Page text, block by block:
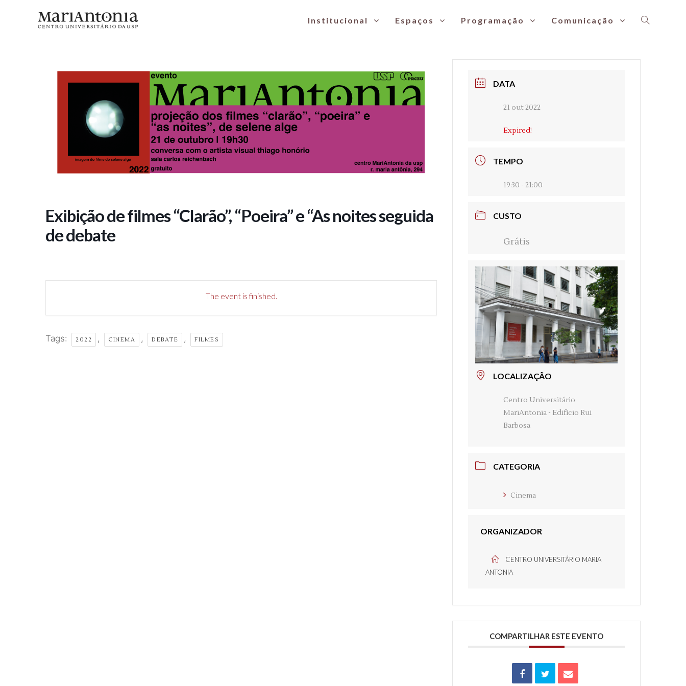
Institucional Espaços Programação Comunicação
Exibição de filmes “Clarão”, “Poeira” e “As noites seguida de debate
Exibição de filmes “Clarão”, “Poeira” e “As noites seguida
de debate
The event is finished.
Tags: 2022 , CINEMA , DEBATE , FILMES
DATA
21 out 2022
Expired!
TEMPO
19:30 - 21:00
CUSTO
Grátis
LOCALIZAÇÃO
Centro Universitário
MariAntonia - Edifício Rui
Barbosa
CATEGORIA
Cinema
ORGANIZADOR
CENTRO UNIVERSITÁRIO MARIA
ANTONIA
COMPARTILHAR ESTE EVENTO